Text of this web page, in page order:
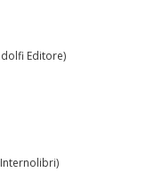
Editore)